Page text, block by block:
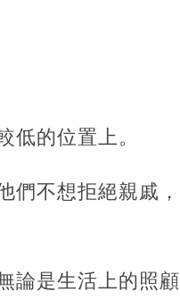
低的位置上。
們不想拒絕親戚，
論是生活上的照顧